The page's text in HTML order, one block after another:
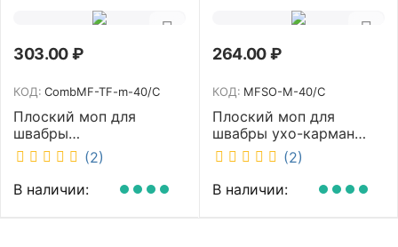
303.00₽
КОД: CombMF-TF-m-40/C
Плоский моп для
швабры
комбинированный ухо-
карман бежевый 40 см
NV CombMF-TF-m-40/C
(2)
В наличии:
264.00₽
КОД: MFSO-M-40/C
Плоский моп для
швабры ухо-карман
белый 40 см NV MFSO-
M-40/C
(2)
В наличии: